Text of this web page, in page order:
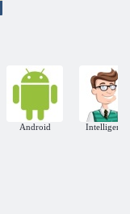
Android Intelligenza